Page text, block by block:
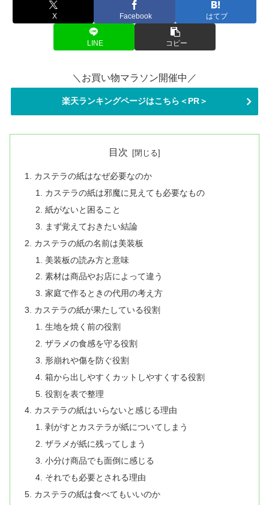
X Facebook はてブ
LINE コピー
＼お買い物マラソン開催中／
楽天ランキングページはこちら＜PR＞
目次
カステラの紙はなぜ必要なのか
カステラの紙は邪魔に見えても必要なもの
紙がないと困ること
まず覚えておきたい結論
カステラの紙の名前は美装板
美装板の読み方と意味
素材は商品やお店によって違う
家庭で作るときの代用の考え方
カステラの紙が果たしている役割
生地を焼く前の役割
ザラメの食感を守る役割
形崩れや傷を防ぐ役割
箱から出しやすくカットしやすくする役割
役割を表で整理
カステラの紙はいらないと感じる理由
剥がすとカステラが紙についてしまう
ザラメが紙に残ってしまう
小分け商品でも面倒に感じる
それでも必要とされる理由
カステラの紙は食べてもいいのか